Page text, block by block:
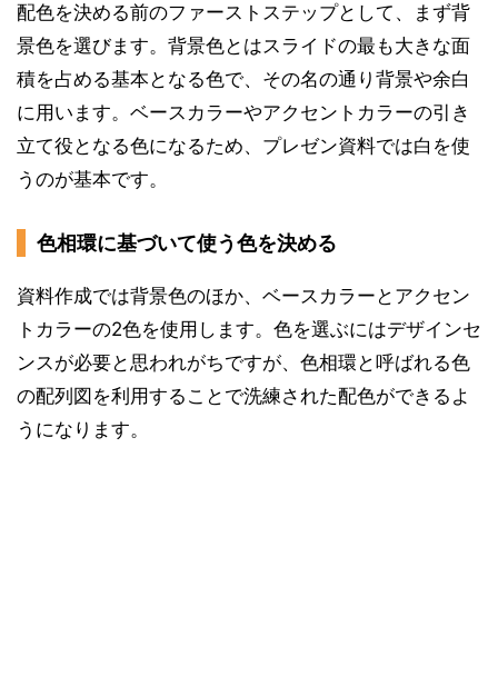
配色を決める前のファーストステップとして、まず背
景色を選びます。背景色とはスライドの最も大きな面
積を占める基本となる色で、その名の通り背景や余白
に用います。ベースカラーやアクセントカラーの引き
立て役となる色になるため、プレゼン資料では白を使
うのが基本です。
色相環に基づいて使う色を決める
資料作成では背景色のほか、ベースカラーとアクセン
トカラーの2色を使用します。色を選ぶにはデザインセ
ンスが必要と思われがちですが、色相環と呼ばれる色
の配列図を利用することで洗練された配色ができるよ
うになります。